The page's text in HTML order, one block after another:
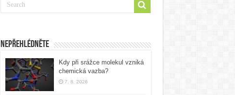
Nepřehlédněte
Kdy při srážce molekul vzniká
chemická vazba?
7. 8. 2026